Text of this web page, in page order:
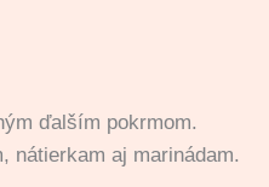
ďalším pokrmom.
nátierkam aj marinádam.